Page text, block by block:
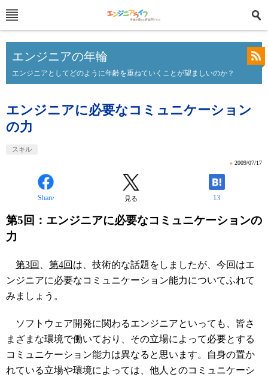
エンジニアの年輪
エンジニアとしてどのように年齢を重ねていくことが望ましいのか？
エンジニアに必要なコミュニケーション
の力
スキル
» 2009/07/17
Share 見る 13
第5回：エンジニアに必要なコミュニケーションの
力
第3回 第4回 は、技術的な話題をしましたが、今回はエ
ンジニアに必要なコミュニケーション能力についてふれて
みましょう。
ソフトウェア開発に関わるエンジニアといっても、皆さ
まざまな環境で働いており、その立場によって必要とする
コミュニケーション能力は異なると思います。自身の置か
れている立場や環境によっては、他人とのコミュニケーシ